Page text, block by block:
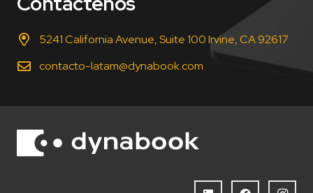
5241 California Avenue, Suite 100 Irvine, CA 92617
contacto-latam@dynabook.com